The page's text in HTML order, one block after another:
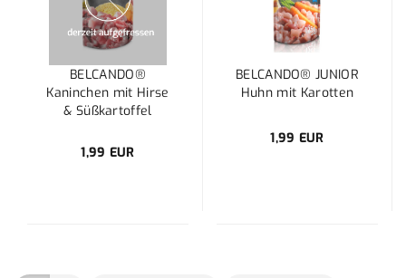
BELCANDO®
Kaninchen mit Hirse
& Süßkartoffel
1,99 EUR
BELCANDO® JUNIOR
Huhn mit Karotten
1,99 EUR